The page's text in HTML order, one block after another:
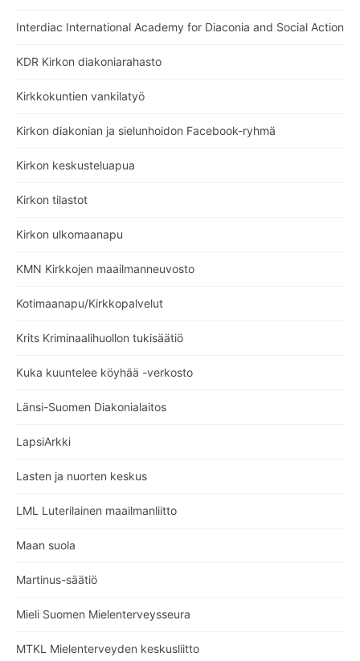
Interdiac International Academy for Diaconia and Social Action
KDR Kirkon diakoniarahasto
Kirkkokuntien vankilatyö
Kirkon diakonian ja sielunhoidon Facebook-ryhmä
Kirkon keskusteluapua
Kirkon tilastot
Kirkon ulkomaanapu
KMN Kirkkojen maailmanneuvosto
Kotimaanapu/Kirkkopalvelut
Krits Kriminaalihuollon tukisäätiö
Kuka kuuntelee köyhää -verkosto
Länsi-Suomen Diakonialaitos
LapsiArkki
Lasten ja nuorten keskus
LML Luterilainen maailmanliitto
Maan suola
Martinus-säätiö
Mieli Suomen Mielenterveysseura
MTKL Mielenterveyden keskusliitto